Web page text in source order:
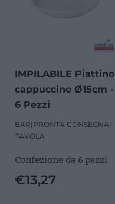
IMPILABILE Piattino
cappuccino Ø15cm -
6 Pezzi
BAR| PRONTA CONSEGNA|
TAVOLA
Confezione da 6 pezzi
€13,27